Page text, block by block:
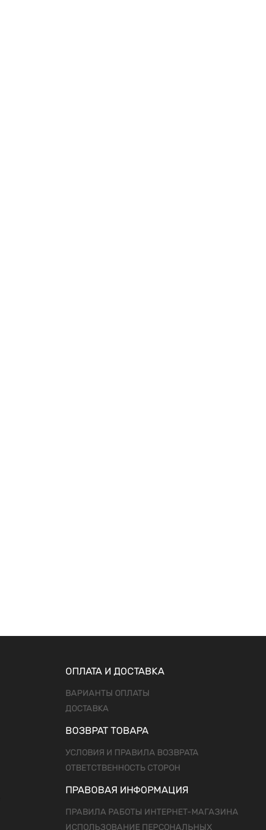
ОПЛАТА И ДОСТАВКА
ВАРИАНТЫ ОПЛАТЫ
ДОСТАВКА
ВОЗВРАТ ТОВАРА
УСЛОВИЯ И ПРАВИЛА ВОЗВРАТА
ОТВЕТСТВЕННОСТЬ СТОРОН
ПРАВОВАЯ ИНФОРМАЦИЯ
ПРАВИЛА РАБОТЫ ИНТЕРНЕТ-МАГАЗИНА
ИСПОЛЬЗОВАНИЕ ПЕРСОНАЛЬНЫХ